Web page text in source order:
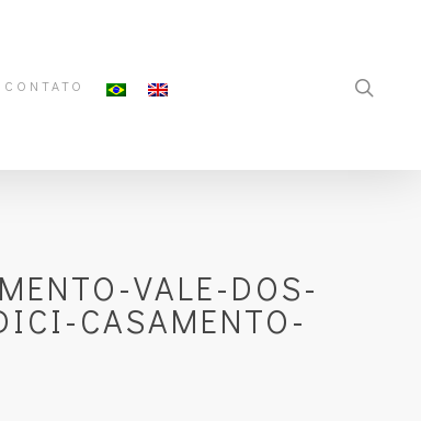
CONTATO
VALE-DOS-
CASAMENTO-